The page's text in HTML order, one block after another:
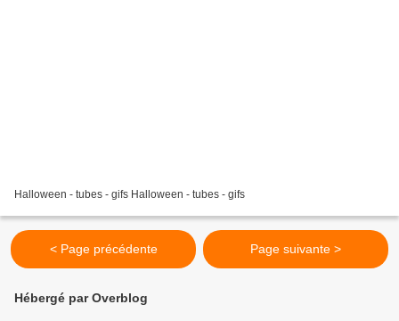
Halloween - tubes - gifs Halloween - tubes - gifs
< Page précédente Page suivante >
Hébergé par Overblog